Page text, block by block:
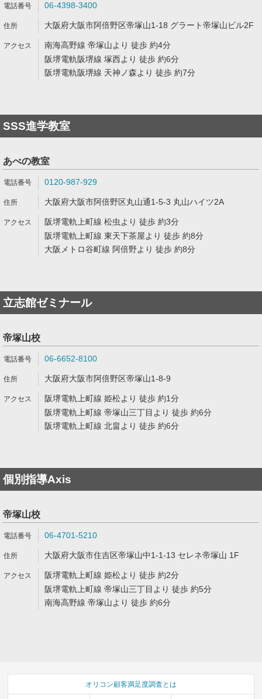
06-4398-3400
大阪府大阪市阿倍野区帝塚山1-18 グラート帝塚山ビル2F
南海高野線 帝塚山より 徒歩 約4分
阪堺電軌阪堺線 塚西より 徒歩 約6分
阪堺電軌阪堺線 天神ノ森より 徒歩 約7分
SSS進学教室
あべの教室
0120-987-929
大阪府大阪市阿倍野区丸山通1-5-3 丸山ハイツ2A
阪堺電軌上町線 松虫より 徒歩 約3分
阪堺電軌上町線 東天下茶屋より 徒歩 約8分
大阪メトロ谷町線 阿倍野より 徒歩 約8分
立志館ゼミナール
帝塚山校
06-6652-8100
大阪府大阪市阿倍野区帝塚山1-8-9
阪堺電軌上町線 姫松より 徒歩 約1分
阪堺電軌上町線 帝塚山三丁目より 徒歩 約6分
阪堺電軌上町線 北畠より 徒歩 約6分
個別指導Axis
帝塚山校
06-4701-5210
大阪府大阪市住吉区帝塚山中1-1-13 セレネ帝塚山 1F
阪堺電軌上町線 姫松より 徒歩 約2分
阪堺電軌上町線 帝塚山三丁目より 徒歩 約5分
南海高野線 帝塚山より 徒歩 約6分
オリコン顧客満足度調査とは